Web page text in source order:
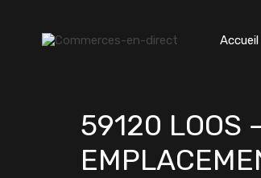
Accueil
59120 LOOS